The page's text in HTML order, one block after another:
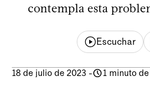
contempla esta
Escuchar
18 de julio de 2023 - 1 minuto